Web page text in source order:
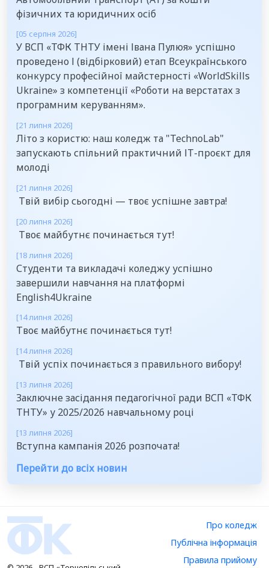
фізичних та юридичних осіб
[05 серпня 2026]
У ВСП «ТФК ТНТУ імені Івана Пулюя» успішно
проведено І (відбірковий) етап Всеукраїнського
конкурсу професійної майстерності «WorldSkills
Ukraine» з компетенції «Роботи на верстатах з
програмним керуванням».
[21 липня 2026]
Літо з користю: наш коледж та "TechnoLab"
запускають спільний практичний ІТ-проєкт для
молоді
[21 липня 2026]
Твій вибір сьогодні — твоє успішне завтра!
[20 липня 2026]
Твоє майбутнє починається тут!
[18 липня 2026]
Студенти та викладачі коледжу успішно
завершили навчання на платформі
English4Ukraine
[14 липня 2026]
Твоє майбутнє починається тут!
[14 липня 2026]
Твій успіх починається з правильного вибору!
[13 липня 2026]
Заключне засідання педагогічної ради ВСП «ТФК
ТНТУ» у 2025/2026 навчальному році
[13 липня 2026]
Вступна кампанія 2026 розпочата!
Перейти до всіх новин
Про коледж
Публічна інформація
Правила прийому